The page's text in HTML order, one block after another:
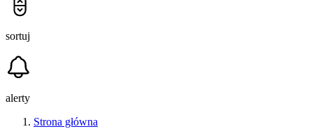
sortuj
alerty
Strona główna